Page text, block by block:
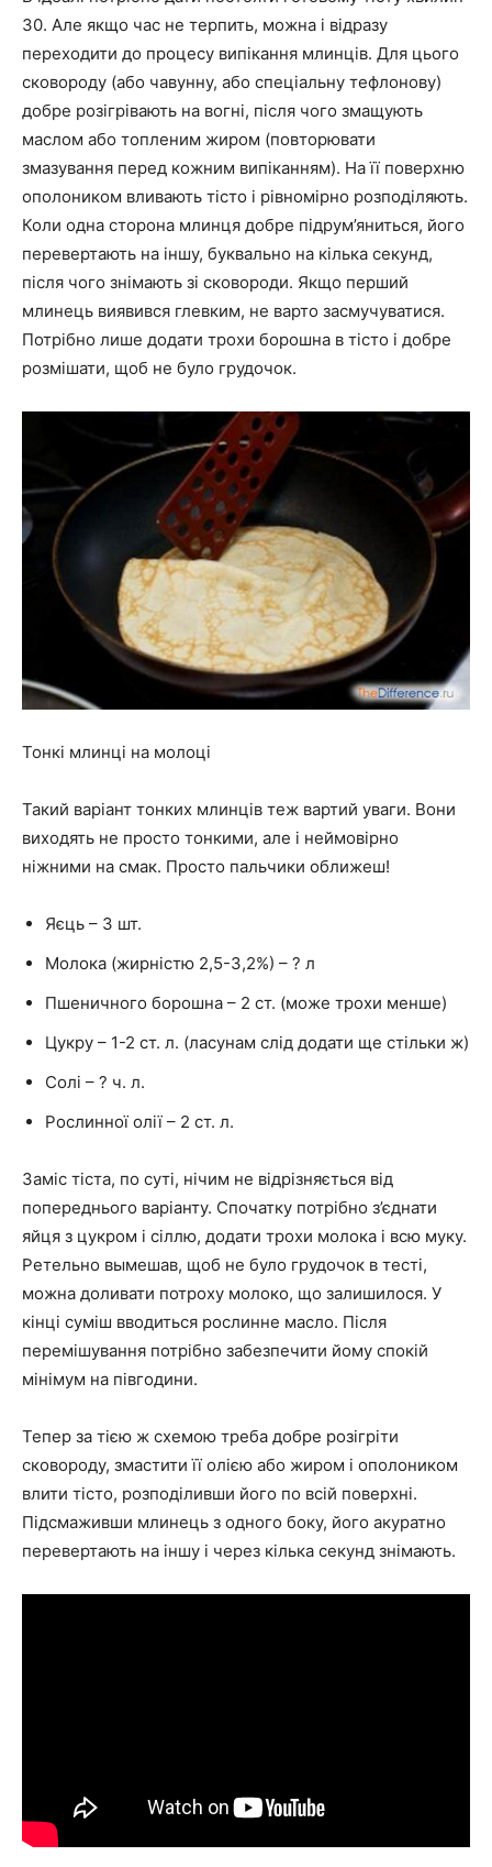
30. Але якщо час не терпить, можна і відразу
переходити до процесу випікання млинців. Для цього
сковороду (або чавунну, або спеціальну тефлонову)
добре розігрівають на вогні, після чого змащують
маслом або топленим жиром (повторювати
змазування перед кожним випіканням). На її поверхню
ополоником вливають тісто і рівномірно розподіляють.
Коли одна сторона млинця добре підрум’яниться, його
перевертають на іншу, буквально на кілька секунд,
після чого знімають зі сковороди. Якщо перший
млинець виявився глевким, не варто засмучуватися.
Потрібно лише додати трохи борошна в тісто і добре
розмішати, щоб не було грудочок.
Тонкі млинці на молоці
Такий варіант тонких млинців теж вартий уваги. Вони
виходять не просто тонкими, але і неймовірно
ніжними на смак. Просто пальчики оближеш!
Яєць – 3 шт.
Молока (жирністю 2,5-3,2%) – ? л
Пшеничного борошна – 2 ст. (може трохи менше)
Цукру – 1-2 ст. л. (ласунам слід додати ще стільки ж)
Солі – ? ч. л.
Рослинної олії – 2 ст. л.
Заміс тіста, по суті, нічим не відрізняється від
попереднього варіанту. Спочатку потрібно з’єднати
яйця з цукром і сіллю, додати трохи молока і всю муку.
Ретельно вымешав, щоб не було грудочок в тесті,
можна доливати потроху молоко, що залишилося. У
кінці суміш вводиться рослинне масло. Після
перемішування потрібно забезпечити йому спокій
мінімум на півгодини.
Тепер за тією ж схемою треба добре розігріти
сковороду, змастити її олією або жиром і ополоником
влити тісто, розподіливши його по всій поверхні.
Підсмаживши млинець з одного боку, його акуратно
перевертають на іншу і через кілька секунд знімають.